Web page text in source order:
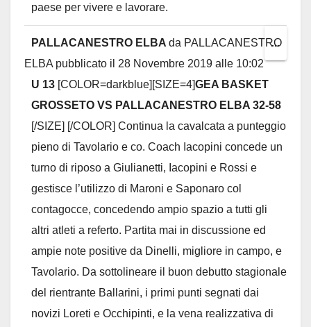
paese per vivere e lavorare.
PALLACANESTRO ELBA da PALLACANESTRO
ELBA pubblicato il 28 Novembre 2019 alle 10:02
U 13 [COLOR=darkblue][SIZE=4]GEA BASKET
GROSSETO VS PALLACANESTRO ELBA 32-58
[/SIZE] [/COLOR] Continua la cavalcata a punteggio
pieno di Tavolario e co. Coach Iacopini concede un
turno di riposo a Giulianetti, Iacopini e Rossi e
gestisce l’utilizzo di Maroni e Saponaro col
contagocce, concedendo ampio spazio a tutti gli
altri atleti a referto. Partita mai in discussione ed
ampie note positive da Dinelli, migliore in campo, e
Tavolario. Da sottolineare il buon debutto stagionale
del rientrante Ballarini, i primi punti segnati dai
novizi Loreti e Occhipinti, e la vena realizzativa di
...Toggle
this